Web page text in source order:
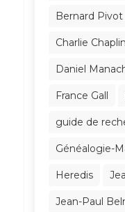
Bernard Pivot
Charlie Chaplin
Daniel
France Gall
guide de
Généalogie-
Heredis
Jean-Paul